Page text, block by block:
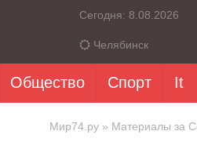
Сегодня: 8.08.2026
Челябинск
Общество Спорт It
Мир74.ру » Материалы за